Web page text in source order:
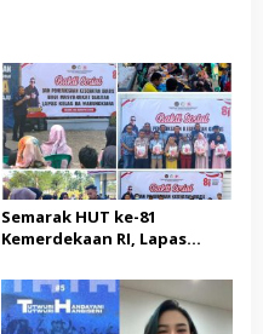
Semarak HUT ke-81
Kemerdekaan RI, Lapas
Sosial dan Pemeriksaan
Kesehatan Gratis bagi
Masyarakat